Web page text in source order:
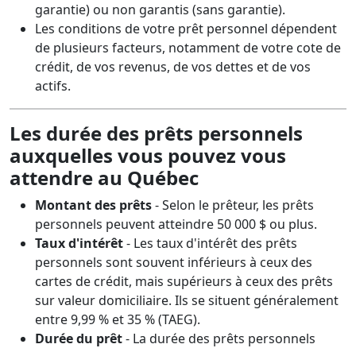
garantie) ou non garantis (sans garantie).
Les conditions de votre prêt personnel dépendent
de plusieurs facteurs, notamment de votre cote de
crédit, de vos revenus, de vos dettes et de vos
actifs.
Les durée des prêts personnels
auxquelles vous pouvez vous
attendre au Québec
Montant des prêts- Selon le prêteur, les prêts
personnels peuvent atteindre 50 000 $ ou plus.
Taux d'intérêt- Les taux d'intérêt des prêts
personnels sont souvent inférieurs à ceux des
cartes de crédit, mais supérieurs à ceux des prêts
sur valeur domiciliaire. Ils se situent généralement
entre 9,99 % et 35 % (TAEG).
Durée du prêt- La durée des prêts personnels